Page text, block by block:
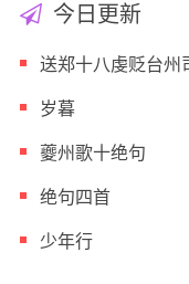
今日更新
岁暮
夔州歌十绝句
绝句四首
少年行